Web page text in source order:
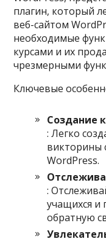
плагин, который
веб-сайтом
необходимые
курсами и их
чрезмерными
Ключевые
Создание
: Легко
викторины
WordPress.
:
учащихся и
обратную